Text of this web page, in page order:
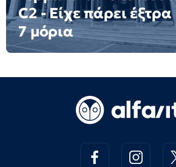
C2 - Είχε πάρει έξτρα
7 μόρια